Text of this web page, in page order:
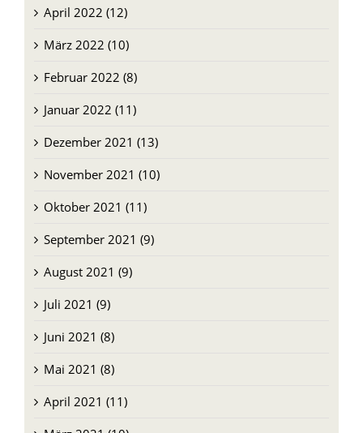
April 2022 (12)
März 2022 (10)
Februar 2022 (8)
Januar 2022 (11)
Dezember 2021 (13)
November 2021 (10)
Oktober 2021 (11)
September 2021 (9)
August 2021 (9)
Juli 2021 (9)
Juni 2021 (8)
Mai 2021 (8)
April 2021 (11)